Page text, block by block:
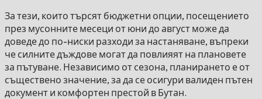
За тези, които търсят бюджетни опции, посещението
през мусонните месеци от юни до август може да
доведе до по-ниски разходи за настаняване, въпреки
че силните дъждове могат да повлияят на плановете
за пътуване. Независимо от сезона, планирането е от
съществено значение, за да се осигури валиден пътен
документ и комфортен престой в Бутан.